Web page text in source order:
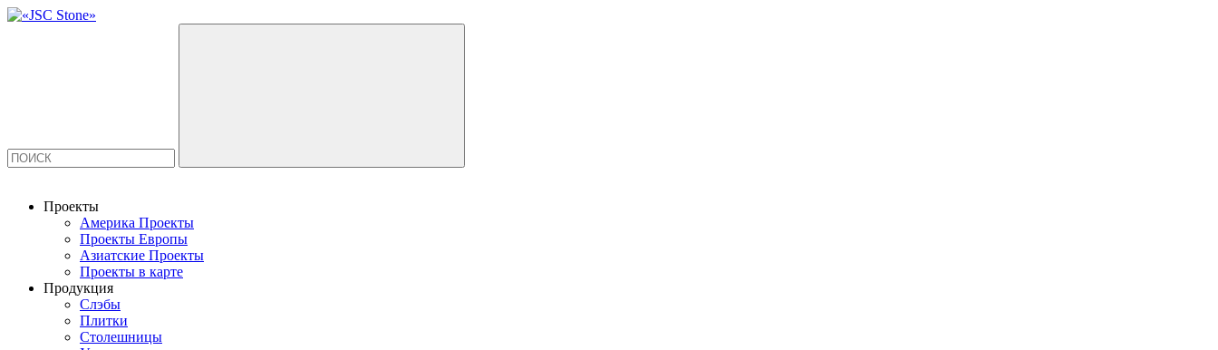
Проекты
Америка Проекты
Проекты Европы
Азиатские Проекты
Проекты в карте
Продукция
Слэбы
Плитки
Столешницы